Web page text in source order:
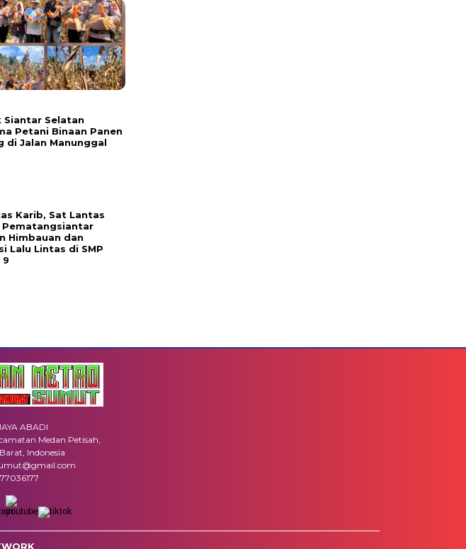
Siantar Selatan
Petani Binaan Panen
di Jalan Manunggal
Karib, Sat Lantas
Pematangsiantar
Himbauan dan
Lalu Lintas di SMP
9
ABADI
Medan Petisah,
Indonesia